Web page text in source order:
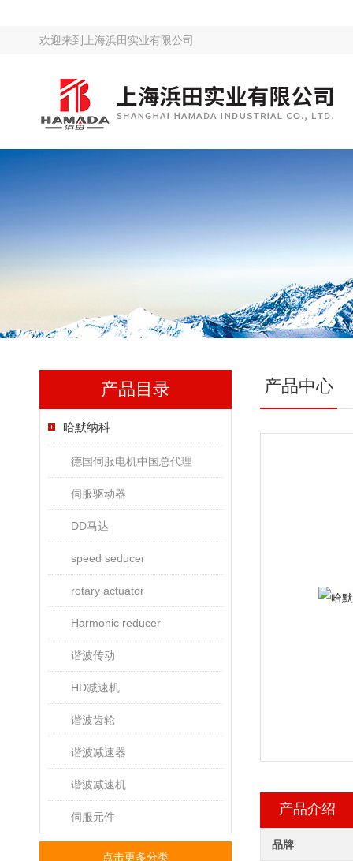
欢迎来到 上海浜田实业有限公司
产品目录
哈默纳科
德国伺服电机中国总代理
伺服驱动器
DD马达
speed seducer
rotary actuator
Harmonic reducer
谐波传动
HD减速机
谐波齿轮
谐波减速器
谐波减速机
伺服元件
点击更多分类
产品中心
产品介绍
品牌